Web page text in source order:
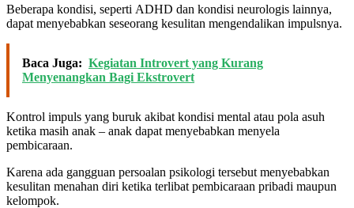
Beberapa kondisi, seperti ADHD dan kondisi neurologis lainnya,
dapat menyebabkan seseorang kesulitan mengendalikan impulsnya.
Baca Juga: Kegiatan Introvert yang Kurang
Menyenangkan Bagi Ekstrovert
Kontrol impuls yang buruk akibat kondisi mental atau pola asuh
ketika masih anak – anak dapat menyebabkan menyela
pembicaraan.
Karena ada gangguan persoalan psikologi tersebut menyebabkan
kesulitan menahan diri ketika terlibat pembicaraan pribadi maupun
kelompok.